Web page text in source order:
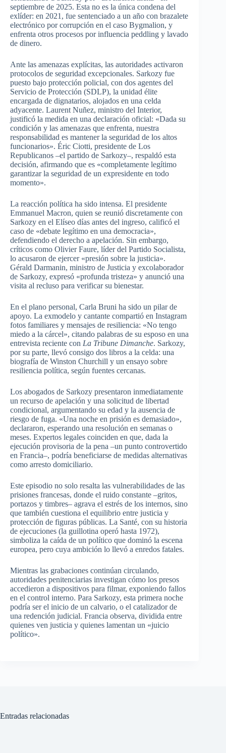
septiembre de 2025. Esta no es la única condena del
exlíder: en 2021, fue sentenciado a un año con brazalete
electrónico por corrupción en el caso Bygmalion, y
enfrenta otros procesos por influencia peddling y lavado
de dinero.
Ante las amenazas explícitas, las autoridades activaron
protocolos de seguridad excepcionales. Sarkozy fue
puesto bajo protección policial, con dos agentes del
Servicio de Protección (SDLP), la unidad élite
encargada de dignatarios, alojados en una celda
adyacente. Laurent Nuñez, ministro del Interior,
justificó la medida en una declaración oficial: «Dada su
condición y las amenazas que enfrenta, nuestra
responsabilidad es mantener la seguridad de los altos
funcionarios». Éric Ciotti, presidente de Los
Republicanos –el partido de Sarkozy–, respaldó esta
decisión, afirmando que es «completamente legítimo
garantizar la seguridad de un expresidente en todo
momento».
La reacción política ha sido intensa. El presidente
Emmanuel Macron, quien se reunió discretamente con
Sarkozy en el Elíseo días antes del ingreso, calificó el
caso de «debate legítimo en una democracia»,
defendiendo el derecho a apelación. Sin embargo,
críticos como Olivier Faure, líder del Partido Socialista,
lo acusaron de ejercer «presión sobre la justicia».
Gérald Darmanin, ministro de Justicia y excolaborador
de Sarkozy, expresó «profunda tristeza» y anunció una
visita al recluso para verificar su bienestar.
En el plano personal, Carla Bruni ha sido un pilar de
apoyo. La exmodelo y cantante compartió en Instagram
fotos familiares y mensajes de resiliencia: «No tengo
miedo a la cárcel», citando palabras de su esposo en una
entrevista reciente con La Tribune Dimanche. Sarkozy,
por su parte, llevó consigo dos libros a la celda: una
biografía de Winston Churchill y un ensayo sobre
resiliencia política, según fuentes cercanas.
Los abogados de Sarkozy presentaron inmediatamente
un recurso de apelación y una solicitud de libertad
condicional, argumentando su edad y la ausencia de
riesgo de fuga. «Una noche en prisión es demasiado»,
declararon, esperando una resolución en semanas o
meses. Expertos legales coinciden en que, dada la
ejecución provisoria de la pena –un punto controvertido
en Francia–, podría beneficiarse de medidas alternativas
como arresto domiciliario.
Este episodio no solo resalta las vulnerabilidades de las
prisiones francesas, donde el ruido constante –gritos,
portazos y timbres– agrava el estrés de los internos, sino
que también cuestiona el equilibrio entre justicia y
protección de figuras públicas. La Santé, con su historia
de ejecuciones (la guillotina operó hasta 1972),
simboliza la caída de un político que dominó la escena
europea, pero cuya ambición lo llevó a enredos fatales.
Mientras las grabaciones continúan circulando,
autoridades penitenciarias investigan cómo los presos
accedieron a dispositivos para filmar, exponiendo fallos
en el control interno. Para Sarkozy, esta primera noche
podría ser el inicio de un calvario, o el catalizador de
una redención judicial. Francia observa, dividida entre
quienes ven justicia y quienes lamentan un «juicio
político».
Entradas relacionadas